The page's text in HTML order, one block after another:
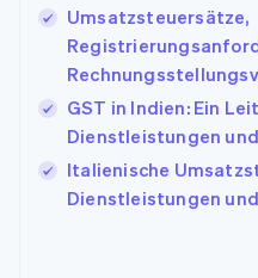
Umsatzsteuersätze,
GST in Indien: Ein
Dienstleistungen
Italienische
Dienstleistungen
Italien
ItalianoEnglish
Japan
Kanada
EnglishFrançais
Kroatien
English Italiano